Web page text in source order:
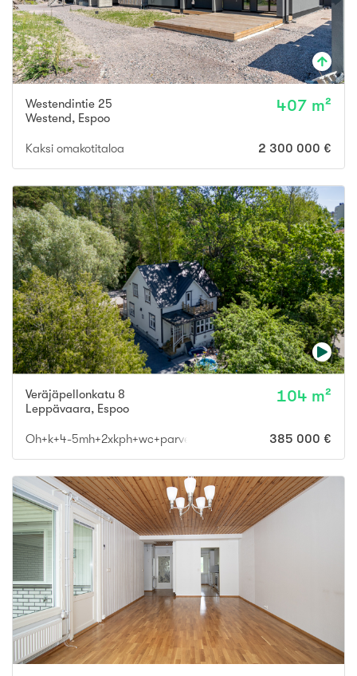
Westendintie 25
Westend, Espoo
407 m²
Kaksi omakotitaloa 2 300 000 €
Veräjäpellonkatu 8
Leppävaara, Espoo
104 m²
Oh+k+4-5mh+2xkph+wc+parveke 385 000 €